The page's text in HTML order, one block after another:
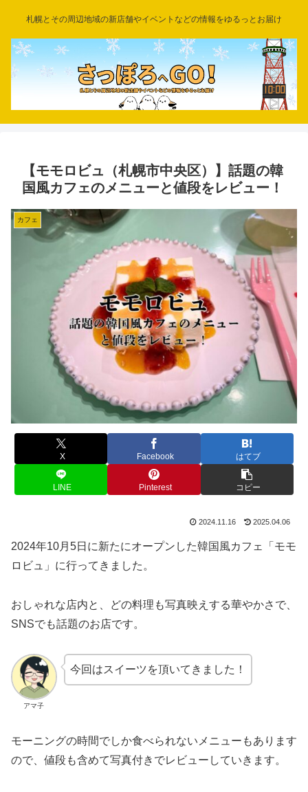
札幌とその周辺地域の新店舗やイベントなどの情報をゆるっとお届け
【モモロビュ（札幌市中央区）】話題の韓
国風カフェのメニューと値段をレビュー！
カフェ
X Facebook はてブ
LINE Pinterest コピー
2024.11.16 2025.04.06
2024年10月5日に新たにオープンした韓国風カフェ「モモ
ロビュ」に行ってきました。
おしゃれな店内と、どの料理も写真映えする華やかさで、
SNSでも話題のお店です。
アマ子
今回はスイーツを頂いてきました！
モーニングの時間でしか食べられないメニューもあります
ので、値段も含めて写真付きでレビューしていきます。